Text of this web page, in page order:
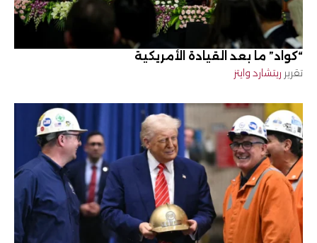
“كواد” ما بعد القيادة الأمريكية
تقرير ريتشارد وايتز